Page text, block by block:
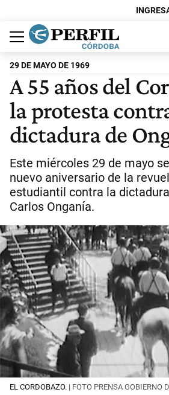
Política
Economía
Judiciales
Sociedad
Cultura
Espectáculos
Deportes
Protagonistas
29 DE MAYO DE 1969
A 55 años del
la protesta
dictadura de
Este miércoles 29 de mayo
nuevo aniversario de la
estudiantil contra la
Carlos Onganía.
EL CORDOBAZO. | FOTO PRENSA GOBIERNO